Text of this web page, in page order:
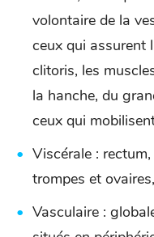
volontaire de la
ceux qui assurent
clitoris, les
la hanche, du
ceux qui
Viscérale :
trompes et
Vasculaire :